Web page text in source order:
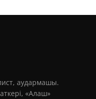
аудармашы.
«Алаш»